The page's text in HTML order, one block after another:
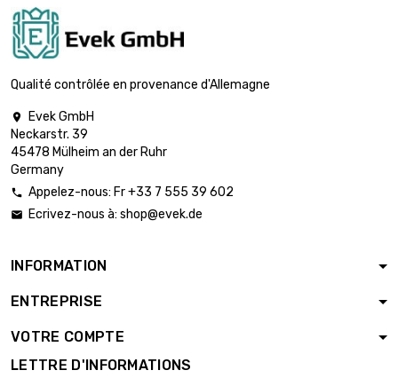
Qualité contrôlée en provenance d'Allemagne

Evek GmbH
Neckarstr. 39
45478 Mülheim an der Ruhr
Germany
 Appelez-nous: Fr +33 7 555 39 602
 Ecrivez-nous à: shop@evek.de
INFORMATION
ENTREPRISE
VOTRE COMPTE
LETTRE D'INFORMATIONS